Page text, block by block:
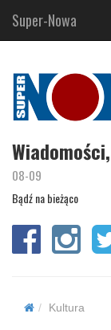
Super-Nowa
08-09
Bądź na bieżąco
Kultura